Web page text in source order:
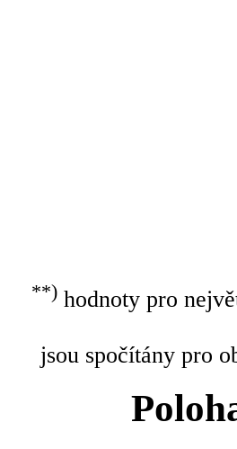
**)hodnoty pro
jsou spočítány pro